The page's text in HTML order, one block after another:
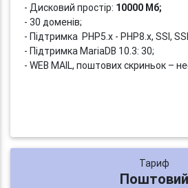
- Дисковий простір: 10000 Мб;
- 30 доменів;
- Підтримка PHP5.x - PHP8.x, SSI,
- Підтримка MariaDB 10.3: 30;
- WEB MAIL, поштових скриньок –
Тариф
Поштовий